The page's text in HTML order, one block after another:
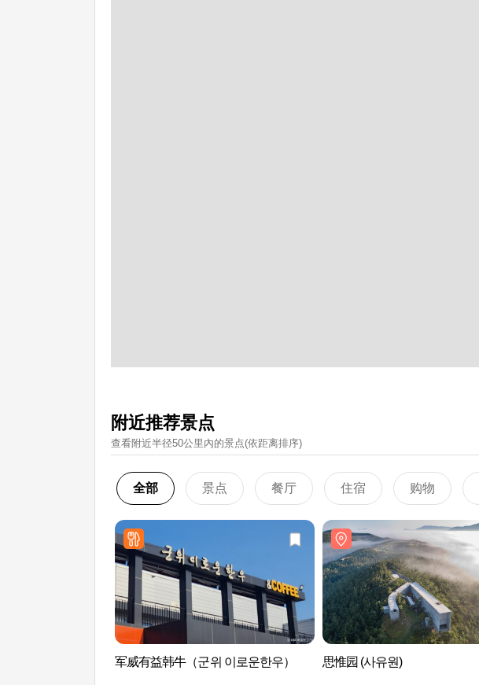
附近推荐景点
查看附近半径50公里內的景点(依距离排序)
全部 景点 餐厅 住宿 购物
军威有益韩牛（군위 이로운한우） 思惟园 (사유원)